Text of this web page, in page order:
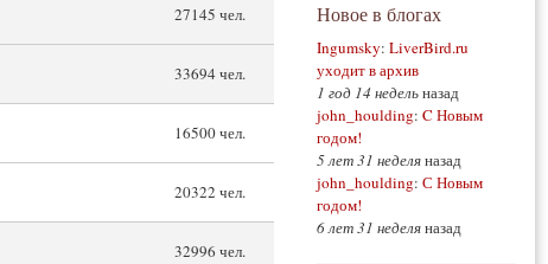
27145 чел.
33694 чел.
16500 чел.
20322 чел.
32996 чел.
Новое в блогах
Ingumsky: LiverBird.ru
уходит в архив
1 год 14 недельназад
john_houlding: C Новым
годом!
5 лет 31 неделяназад
john_houlding: С Новым
годом!
6 лет 31 неделяназад